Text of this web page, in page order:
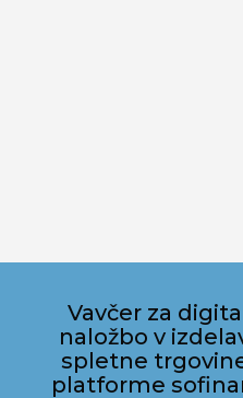
Vavčer za
naložbo v
spletne
platforme